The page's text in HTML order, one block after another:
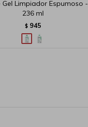
Gel Limpiador Espumoso -
236 ml
$ 945